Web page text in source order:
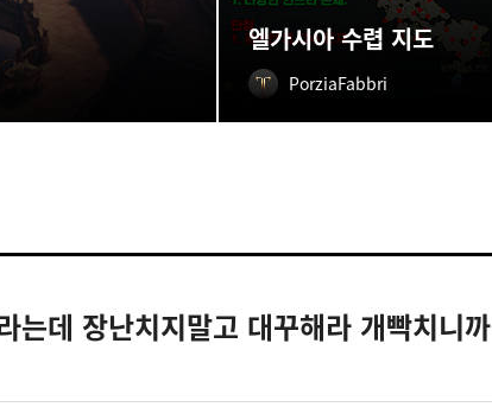
엘가시아 수렵 지도
PorziaFabbri
는데 장난치지말고 대꾸해라 개빡치니까